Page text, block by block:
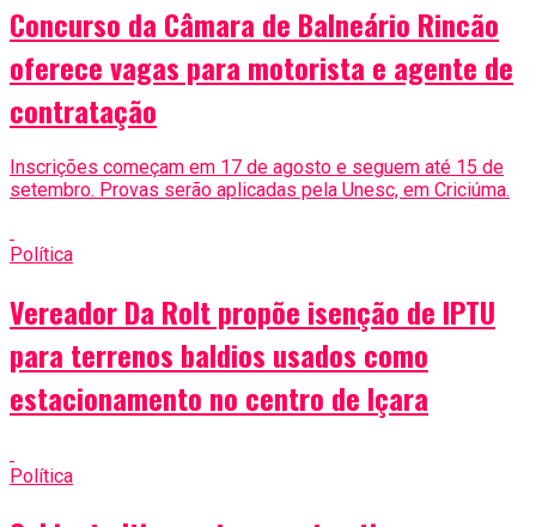
Concurso da Câmara de Balneário Rincão
oferece vagas para motorista e agente de
contratação
Inscrições começam em 17 de agosto e seguem até 15 de
setembro. Provas serão aplicadas pela Unesc, em Criciúma.
Política
Vereador Da Rolt propõe isenção de IPTU
para terrenos baldios usados como
estacionamento no centro de Içara
Política